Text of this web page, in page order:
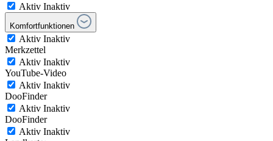
Aktiv Inaktiv
Komfortfunktionen
Aktiv Inaktiv
Merkzettel
Aktiv Inaktiv
YouTube-Video
Aktiv Inaktiv
DooFinder
Aktiv Inaktiv
DooFinder
Aktiv Inaktiv